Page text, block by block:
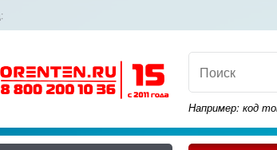
Например: код